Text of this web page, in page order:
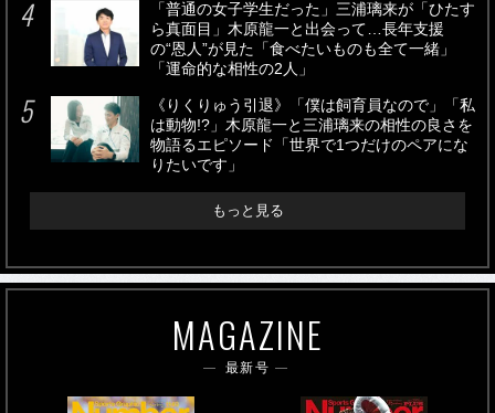
「普通の女子学生だった」三浦璃来が「ひたす
ら真面目」木原龍一と出会って…長年支援
の“恩人”が見た「食べたいものも全て一緒」
「運命的な相性の2人」
《りくりゅう引退》「僕は飼育員なので」「私
は動物!?」木原龍一と三浦璃来の相性の良さを
物語るエピソード「世界で1つだけのペアにな
りたいです」
もっと見る
MAGAZINE
最新号